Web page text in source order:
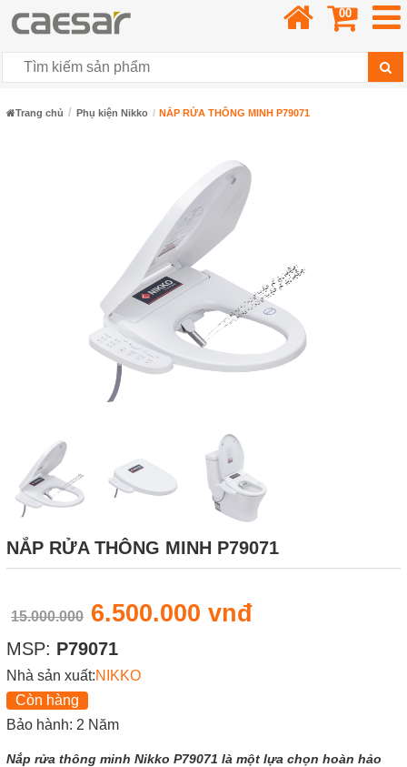
00
Trang chủ Phụ kiện Nikko NẮP RỬA THÔNG MINH P79071
NẮP RỬA THÔNG MINH P79071
15.000.000 6.500.000 vnđ
MSP: P79071
Nhà sản xuất:NIKKO
Còn hàng
Bảo hành: 2 Năm
Nắp rửa thông minh Nikko P79071 là một lựa chọn hoàn hảo